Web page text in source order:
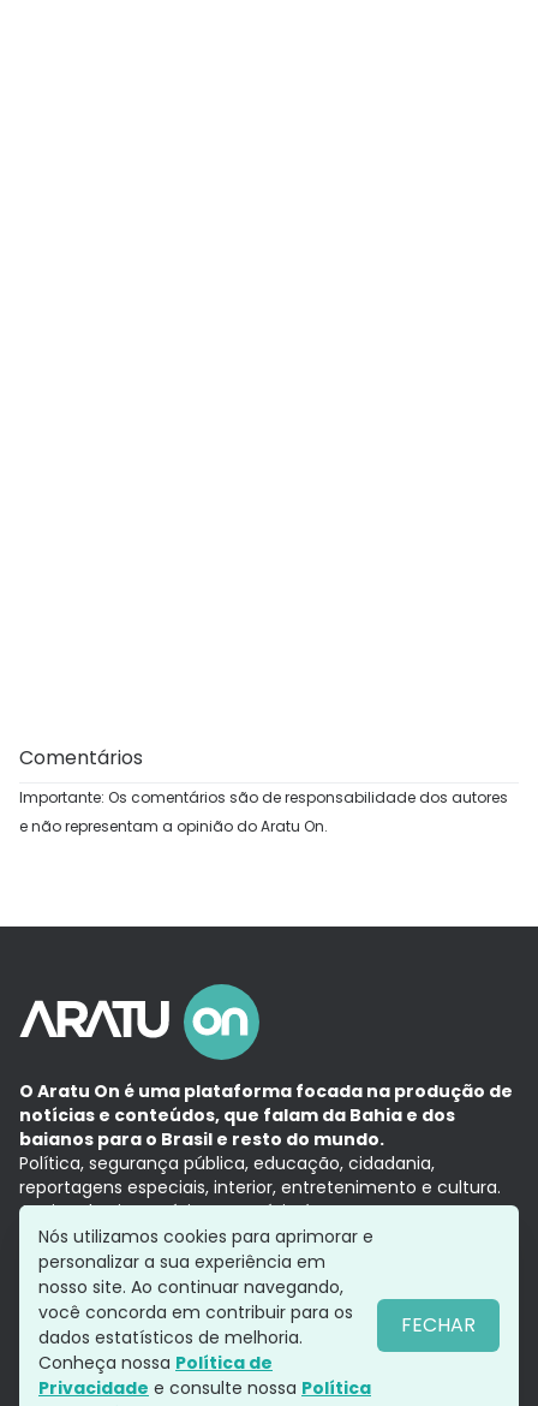
Comentários
Importante: Os comentários são de responsabilidade dos autores
e não representam a opinião do Aratu On.
O Aratu On é uma plataforma focada na produção de
notícias e conteúdos, que falam da Bahia e dos
baianos para o Brasil e resto do mundo.
Política, segurança pública, educação, cidadania,
reportagens especiais, interior, entretenimento e cultura.
Aqui, tudo vira notícia e a notícia é no tempo presente,
com a credibilidade do Grupo Aratu.
Grupo Aratu
Política de privacidade
Siga-nos
Nós utilizamos cookies para aprimorar e
personalizar a sua experiência em
nosso site. Ao continuar navegando,
você concorda em contribuir para os
dados estatísticos de melhoria.
Conheça nossa Política de
Privacidade e consulte nossa Política
FECHAR